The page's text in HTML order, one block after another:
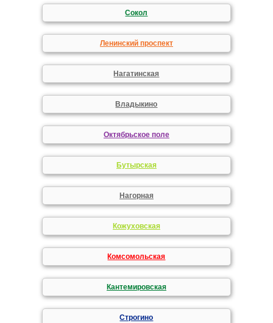
Сокол
Ленинский проспект
Нагатинская
Владыкино
Октябрьское поле
Бутырская
Нагорная
Кожуховская
Комсомольская
Кантемировская
Строгино